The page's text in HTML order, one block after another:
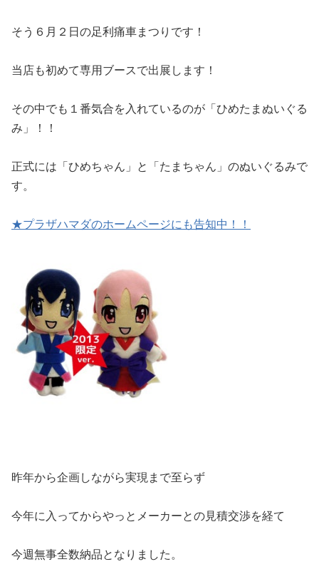
そう６月２日の足利痛車まつりです！
当店も初めて専用ブースで出展します！
その中でも１番気合を入れているのが「ひめたまぬいぐる
み」！！
正式には「ひめちゃん」と「たまちゃん」のぬいぐるみで
す。
★プラザハマダのホームページにも告知中！！
昨年から企画しながら実現まで至らず
今年に入ってからやっとメーカーとの見積交渉を経て
今週無事全数納品となりました。